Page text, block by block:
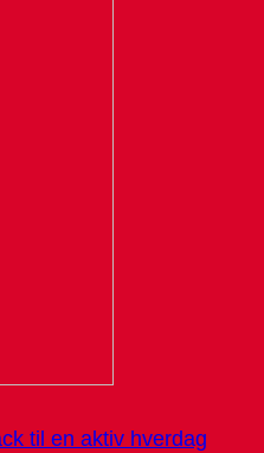
til en aktiv hverdag